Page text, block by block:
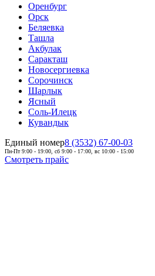
Оренбург
Орск
Беляевка
Ташла
Акбулак
Саракташ
Новосергиевка
Сорочинск
Шарлык
Ясный
Соль-Илецк
Кувандык
Единый номер8 (3532) 67-00-03
Пн-Пт 9:00 - 19:00, сб 9:00 - 17:00, вс 10:00 - 15:00
Смотреть прайс